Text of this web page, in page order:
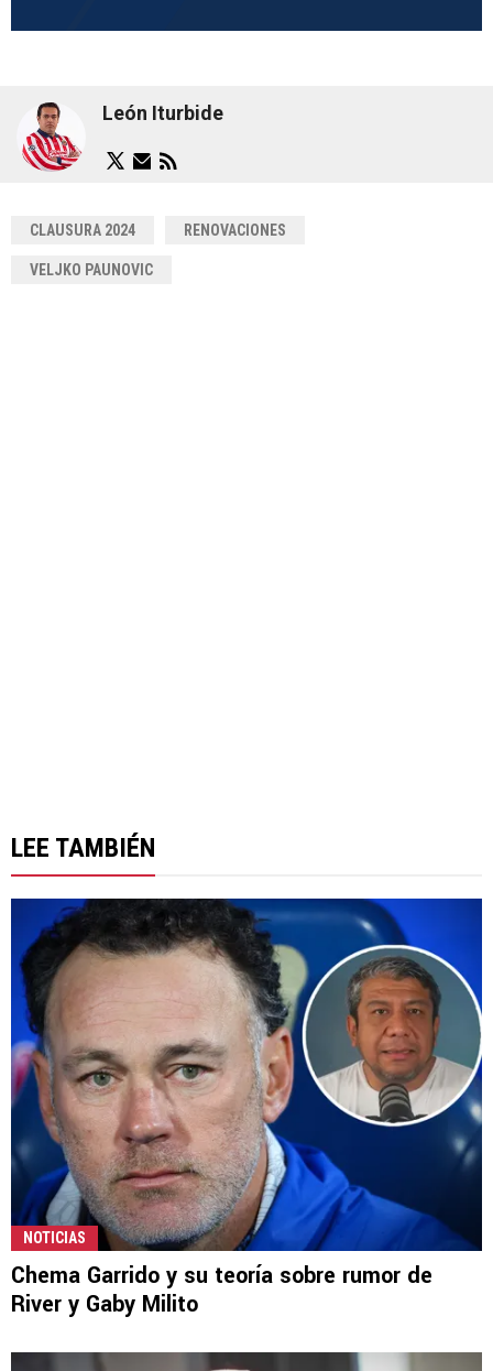
León Iturbide
CLAUSURA 2024 RENOVACIONES
VELJKO PAUNOVIC
LEE TAMBIÉN
NOTICIAS
Chema Garrido y su teoría sobre rumor de
River y Gaby Milito